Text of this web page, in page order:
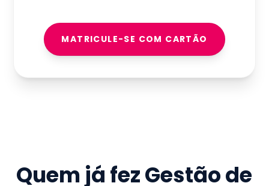
MATRICULE-SE COM CARTÃO
Quem já fezGestão de